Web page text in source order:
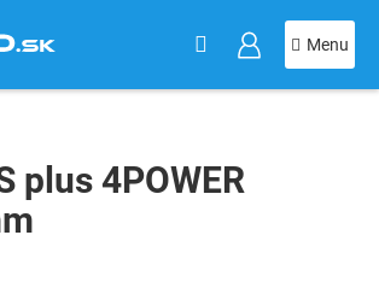
plus 4POWER